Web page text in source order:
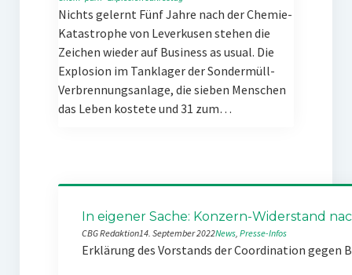
Nichts gelernt Fünf Jahre nach der Chemie-
Katastrophe von Leverkusen stehen die
Zeichen wieder auf Business as usual. Die
Explosion im Tanklager der Sondermüll-
Verbrennungsanlage, die sieben Menschen
das Leben kostete und 31 zum…
In eigener Sache: Konzern-Widerstand
CBG Redaktion14. September 2022News, Presse-Infos
Erklärung des Vorstands der Coordination